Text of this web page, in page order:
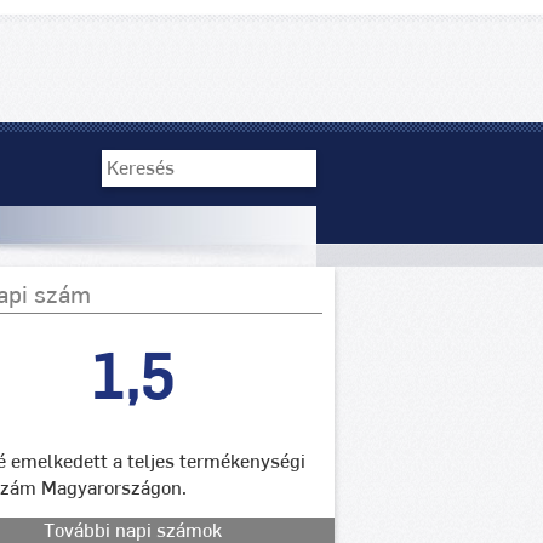
szám
1,5
emelkedett a teljes termékenységi
Magyarországon.
További napi számok